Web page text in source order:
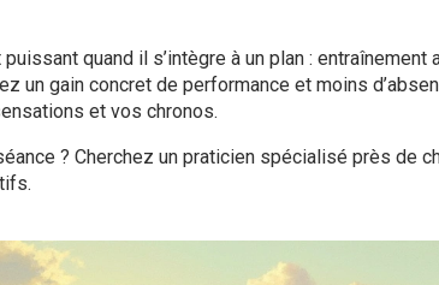
quand il s’intègre à un plan : entraînement
un gain concret de performance et moins
et vos chronos.
? Cherchez un praticien spécialisé près de